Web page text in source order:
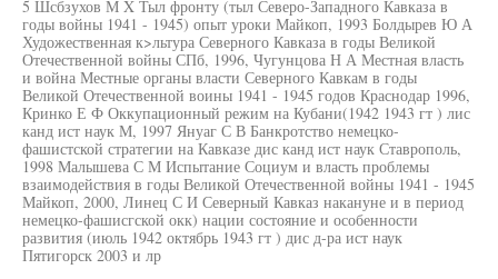
5 Шсбзухов М X Тыл фронту (тыл Северо-Западного Кавказа в
годы войны 1941 - 1945) опыт уроки Майкоп, 1993 Болдырев Ю А
Художественная к>льтура Северного Кавказа в годы Великой
Отечественной войны СПб, 1996, Чугунцова Н А Местная власть
и война Местные органы власти Северного Кавкам в годы
Великой Отечественной воины 1941 - 1945 годов Краснодар 1996,
Кринко Е Ф Оккупационный режим на Кубани(1942 1943 гт ) лис
канд ист наук М, 1997 Януаг С В Банкротство немецко-
фашистской стратегии на Кавказе дис канд ист наук Ставрополь,
1998 Малышева С М Испытание Социум и власть проблемы
взаимодействия в годы Великой Отечественной войны 1941 - 1945
Майкоп, 2000, Линец С И Северный Кавказ накануне и в период
немецко-фашисгской окк) нации состояние и особенности
развития (июль 1942 октябрь 1943 гт ) дис д-ра ист наук
Пятигорск 2003 и лр